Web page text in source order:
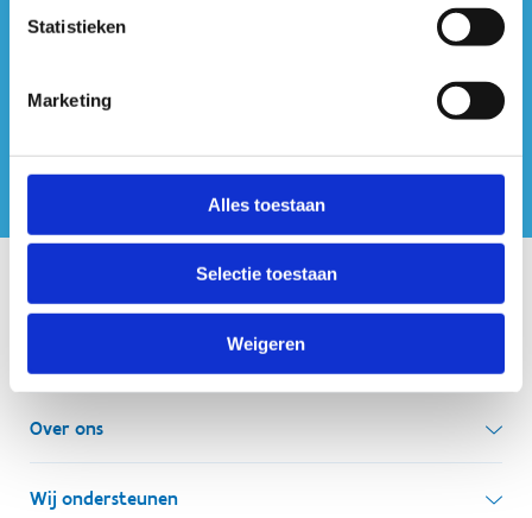
Statistieken
Marketing
Alles toestaan
Selectie toestaan
Weigeren
Sport Vlaanderen Hoofdzetel
Simon Bolivarlaan 17
1000 Brussel
Over ons
Wie zijn we, wat doen we
Wij ondersteunen